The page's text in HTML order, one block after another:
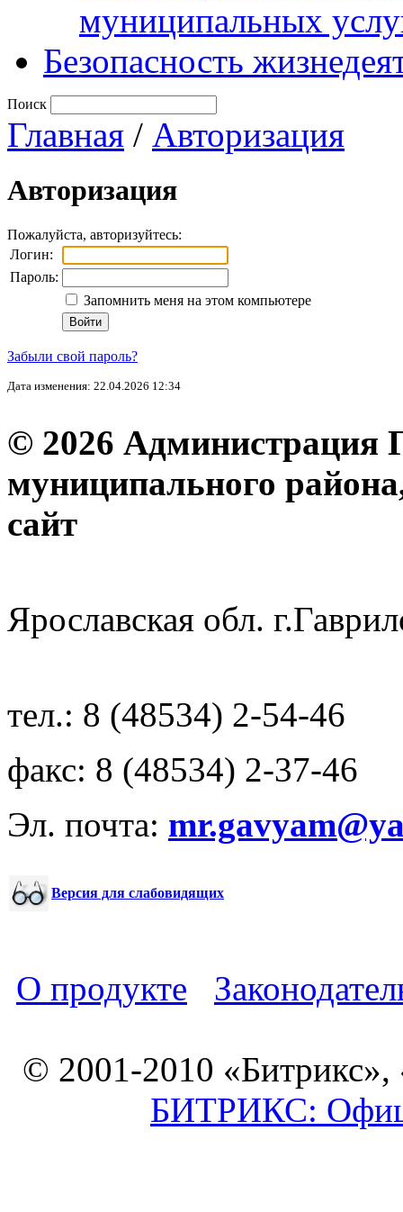
муниципальных
Безопасность
Поиск
Главная / Авторизация
Авторизация
Пожалуйста, авторизуйтесь:
Логин:
Пароль:
Запомнить меня на этом компьютере
Забыли свой пароль?
Дата изменения: 22.04.2026 12:34
© 2026 Администрация
муниципального
Ярославская обл.
тел.: 8 (48534) 2-54-46
факс: 8 (48534) 2-37-46
Эл. почта:
Версия для слабовидящих
О продукте
© 2001-2010 «Битрикс»,
БИТРИКС: